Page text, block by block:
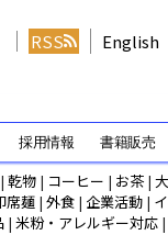
RSS English
採用情報 書籍販売
| 乾物 | コーヒー | お茶 |
席麺 | 外食 | 企業活動 |
| 米粉・アレルギー対応 |